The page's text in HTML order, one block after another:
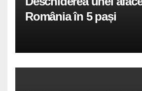
România în 5 pași